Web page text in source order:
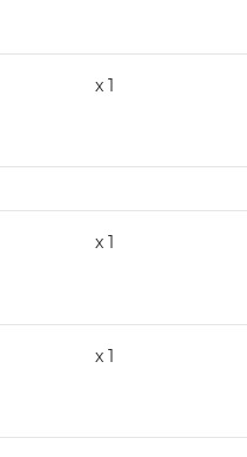
x 1
x 1
x 1